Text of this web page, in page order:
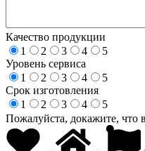
Качество продукции
1
2 3 4
5
Уровень сервиса
1
2 3 4
5
Срок изготовления
1
2 3 4
5
Пожалуйста, докажите, что